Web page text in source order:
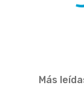
Más